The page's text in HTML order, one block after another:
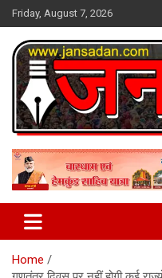
Skip
to
content
Friday, August 7, 2026
Jan Sadan
Home